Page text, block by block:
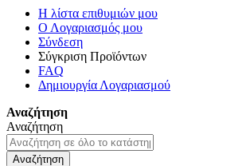
Η λίστα επιθυμιών μου
Ο Λογαριασμός μου
Σύνδεση
Σύγκριση Προϊόντων
FAQ
Δημιουργία Λογαριασμού
Αναζήτηση
Αναζήτηση
Αναζήτηση